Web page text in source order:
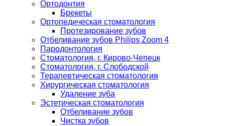
Ортодонтия
Брекеты
Ортопедическая стоматология
Протезирование зубов
Отбеливание зубов Philips Zoom 4
Пародонтология
Стоматология, г. Кирово-Чепецк
Стоматология, г. Слободской
Терапевтическая стоматология
Хирургическая стоматология
Удаление зуба
Эстетическая стоматология
Отбеливание зубов
Чистка зубов